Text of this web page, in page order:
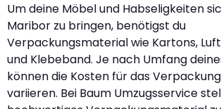
Um deine Möbel und Habseligkeiten
Maribor zu bringen, benötigst du
Verpackungsmaterial wie Kartons,
und Klebeband. Je nach Umfang
können die Kosten für das
variieren. Bei Baum Umzugsservice